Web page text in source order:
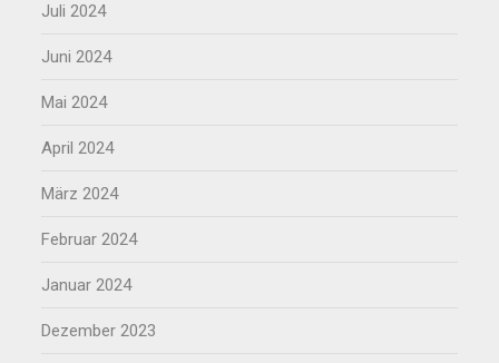
Juli 2024
Juni 2024
Mai 2024
April 2024
März 2024
Februar 2024
Januar 2024
Dezember 2023